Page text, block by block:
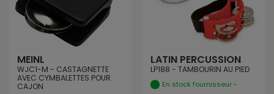
MEINL
WJC1-M - CASTAGNETTE
AVEC CYMBALETTES POUR
CAJON
LATIN PERCUSSION
LP188 - TAMBOURIN AU PIED
En stock fournisseur -